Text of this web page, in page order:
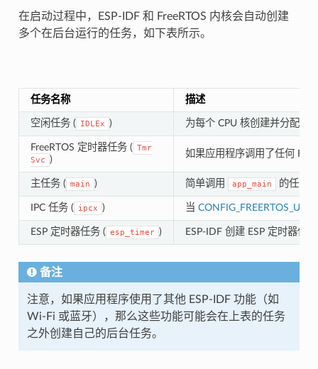
在启动过程中，ESP-IDF 和 FreeRTOS 内核会自动创建
多个在后台运行的任务，如下表所示。
任务名称 描述
空闲任务 ( IDLEx ) 为每个 CPU 核创建并分配一
FreeRTOS 定时器任务 ( Tmr
Svc )
如果应用程序调用了任何
主任务 ( main ) 简单调用 app_main 的任务
IPC 任务 ( ipcx ) 当
ESP 定时器任务 ( esp_timer ) ESP-IDF 创建 ESP 定时器任
备注
注意，如果应用程序使用了其他 ESP-IDF 功能（如
Wi-Fi 或蓝牙），那么这些功能可能会在上表的任务
之外创建自己的后台任务。